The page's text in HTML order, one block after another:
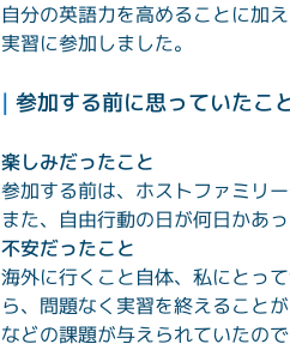
自分の英語力を高めることに加
実習に参加しました。
| 参加する前に思っていたこ
楽しみだったこと
参加する前は、ホストファミリ
また、自由行動の日が何日かあ
不安だったこと
海外に行くこと自体、私にとっ
ら、問題なく実習を終えること
などの課題が与えられていたの